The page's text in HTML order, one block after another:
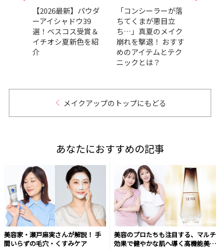
【2026最新】パウダ
ーアイシャドウ39
選！ベスコス受賞＆
イチオシ夏新色を紹
介
「コンシーラーが落
ちてくまが悪目立
ち…」真夏のメイク
崩れを撃退！ おすす
めのアイテムとテク
ニックとは？
メイクアップのトップにもどる
あなたにおすすめの記事
美容家・瀬戸麻実さんが解説！ 手
間いらずの毛穴・くすみケア
美容のプロたちも注目する、マルチ
効果で健やかな肌へ導く高機能美容